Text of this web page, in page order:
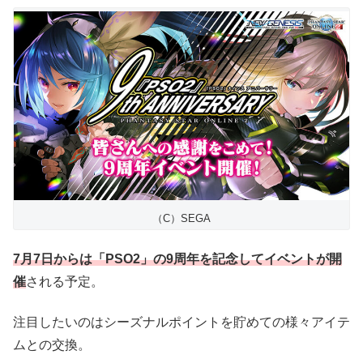
（C）SEGA
7月7日からは「PSO2」の9周年を記念してイベントが開
催される予定。
注目したいのはシーズナルポイントを貯めての様々アイテ
ムとの交換。